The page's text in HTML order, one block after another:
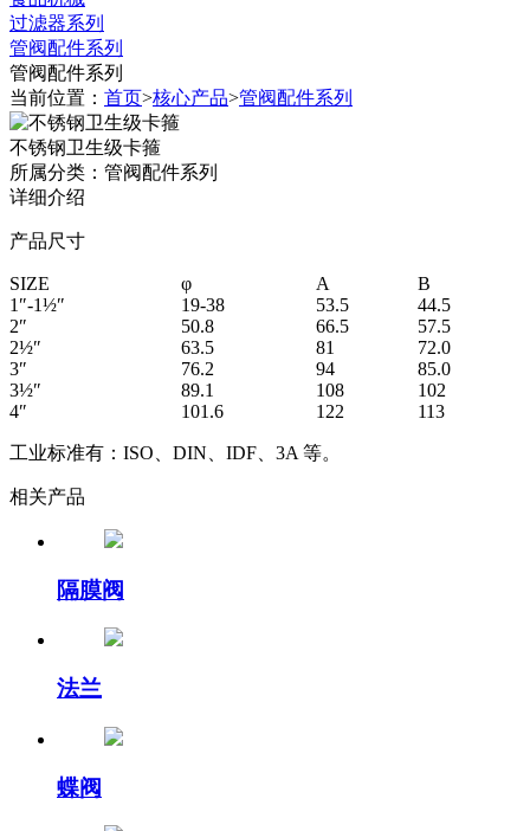
过滤器系列
管阀配件系列
管阀配件系列
当前位置： 首页>核心产品>管阀配件系列
不锈钢卫生级卡箍
所属分类：管阀配件系列
详细介绍
产品尺寸
SIZE φ A
B
1″-1½″
19-38 53.5
44.5
2″
50.8 66.5
57.5
2½″
63.5 81
72.0
3″
76.2 94
85.0
3½″
89.1 108
102
4″
101.6 122 113
工业标准有：ISO、DIN、IDF、3A 等。
相关产品
隔膜阀
法兰
蝶阀